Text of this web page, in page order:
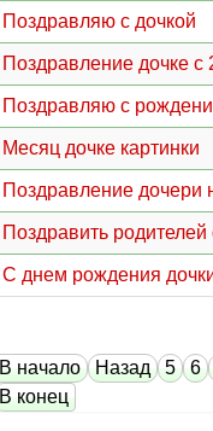
Поздравляю с дочкой
Поздравление дочке
Поздравляю с
Месяц дочке картинки
Поздравление дочери
Поздравить
С днем рождения
В начало
Назад 5 6
В конец